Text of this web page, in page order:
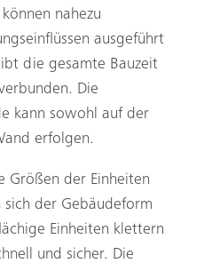
nahezu
ausgeführt
die gesamte Bauzeit
Die
kann sowohl auf der
erfolgen.
Größen der Einheiten
der Gebäudeform
Einheiten klettern
und sicher. Die